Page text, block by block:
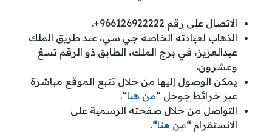
الاتصال على رقم 966126922222+.
الذهاب لعيادته الخاصة جي سي، عند طريق الملك
عبدالعزيز، في برج الملك، الطابق ذو الرقم تسعٌ
وعشرون.
يمكن الوصول إليها من خلال تتبع الموقع مباشرة
عبر خرائط جوجل “من هنا“.
التواصل من خلال صفحته الرسمية على
الانستقرام “من هنا“.